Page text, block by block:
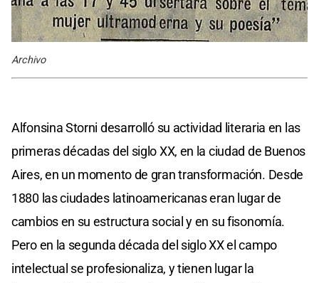
Archivo
Alfonsina Storni desarrolló su actividad literaria en las
primeras décadas del siglo XX, en la ciudad de Buenos
Aires, en un momento de gran transformación. Desde
1880 las ciudades latinoamericanas eran lugar de
cambios en su estructura social y en su fisonomía.
Pero en la segunda década del siglo XX el campo
intelectual se profesionaliza, y tienen lugar la